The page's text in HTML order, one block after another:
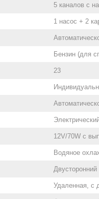
5 каналов с
1 насос + 2
Бензин (для
23
12V/70W с
Водяное
Двусторонний
Удаленная, с